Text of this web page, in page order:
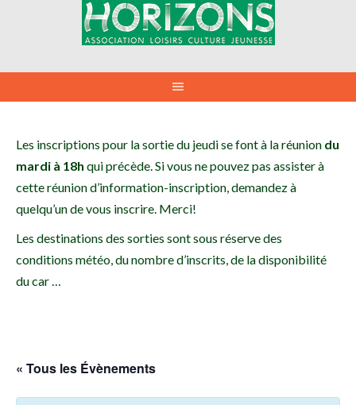
Les inscriptions pour la sortie du jeudi se font à la réunion du
mardi à 18h qui précède. Si vous ne pouvez pas assister à
cette réunion d’information-inscription, demandez à
quelqu’un de vous inscrire. Merci!
Les destinations des sorties sont sous réserve des
conditions météo, du nombre d’inscrits, de la disponibilité
du car …
« Tous les Évènements